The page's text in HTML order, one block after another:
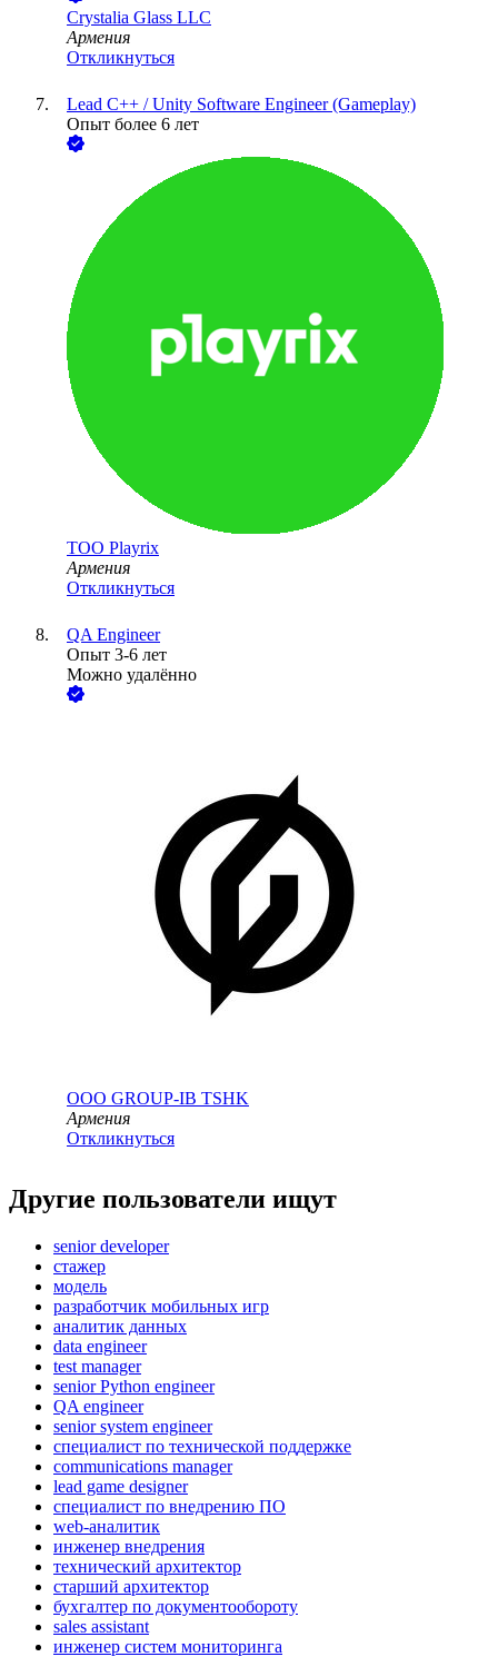
Crystalia Glass LLC
Армения
Откликнуться
Lead C++ / Unity Software Engineer (Gameplay)
Опыт более 6 лет
ТОО Playrix
Армения
Откликнуться
QA Engineer
Опыт 3-6 лет
Можно удалённо
ООО GROUP-IB TSHK
Армения
Откликнуться
Другие пользователи ищут
senior developer
стажер
модель
разработчик мобильных игр
аналитик данных
data engineer
test manager
senior Python engineer
QA engineer
senior system engineer
специалист по технической поддержке
communications manager
lead game designer
специалист по внедрению ПО
web-аналитик
инженер внедрения
технический архитектор
старший архитектор
бухгалтер по документообороту
sales assistant
инженер систем мониторинга